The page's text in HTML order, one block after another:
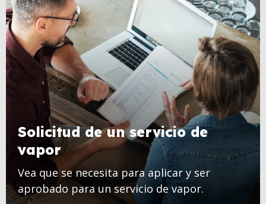
Solicitud de un servicio de
vapor
Vea que se necesita para aplicar y ser
aprobado para un servicio de vapor.